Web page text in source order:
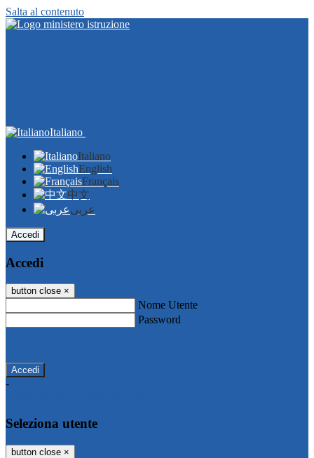
Salta al contenuto
Italiano
Italiano
English
Français
中文
عربى
Accedi
Accedi
button close ×
Nome Utente
Password
-
Seleziona utente
button close ×